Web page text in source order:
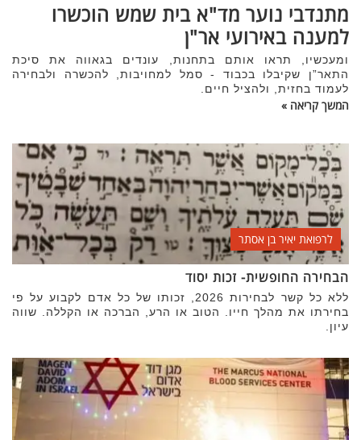
מתנדבי נוער מד"א בית שמש הוכשרו
למענה באירועי אר"ן
ומעכשיו, תראו אותם בתחנות, עונדים בגאווה את סיכת
התאר”ן שקיבלו בכבוד - סמל למחויבות, להכשרה ולבחירה
לעמוד בחזית, ולהציל חיים.
המשך קריאה »
לרפואת יאיר בן אסתר
הבחירה החופשית- זכות יסוד
ללא כל קשר לבחירות 2026, זכותו של כל אדם לקבוע על פי
בחירתו את מהלך חייו. הטוב או הרע, הברכה או הקללה. שווה
עיון.